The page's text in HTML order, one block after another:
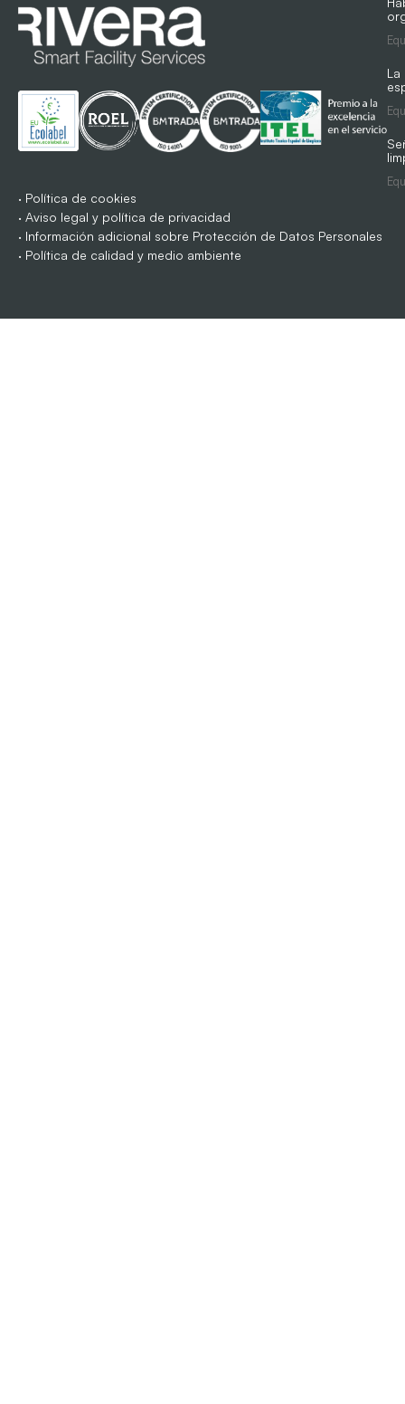
· Política de cookies
· Aviso legal y política de privacidad
· Información adicional sobre Protección de Datos Personales
· Política de calidad y medio ambiente